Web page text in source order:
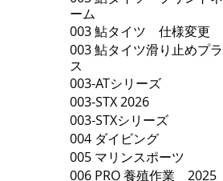
ーム
003 鮎タイツ 仕様変更
003 鮎タイツ滑り止めプラ
ス
003-ATシリーズ
003-STX 2026
003-STXシリーズ
004 ダイビング
005 マリンスポーツ
006 PRO 養殖作業 2025